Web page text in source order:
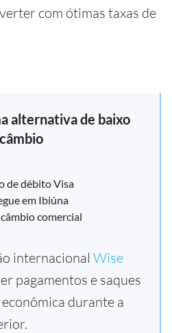
com ótimas taxas de
alternativa de baixo
de débito Visa
em Ibiúna
câmbio comercial
internacional Wise
pagamentos e saques
durante a